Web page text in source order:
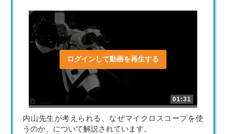
ログインして動画を再生する
01:31
内山先生が考えられる、なぜマイクロスコープを使
うのか、について解説されています。